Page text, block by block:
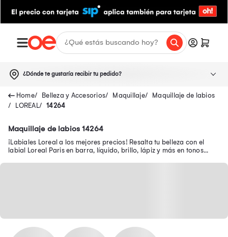
¿Dónde te gustaría recibir tu pedido?
Belleza y Accesorios Maquillaje
Maquillaje de labios
LOREAL
14264
Maquillaje de labios 14264
¡Labiales Loreal a los mejores precios! Resalta tu belleza con el
labial Loreal Paris en barra, líquido, brillo, lápiz y más en tonos